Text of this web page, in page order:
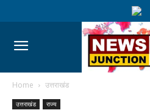
Home उत्तराखंड
उत्तराखंड राज्य